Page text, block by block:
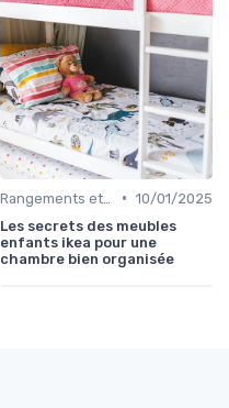
• 10/01/2025
Les secrets des meubles
enfants ikea pour une
chambre bien organisée